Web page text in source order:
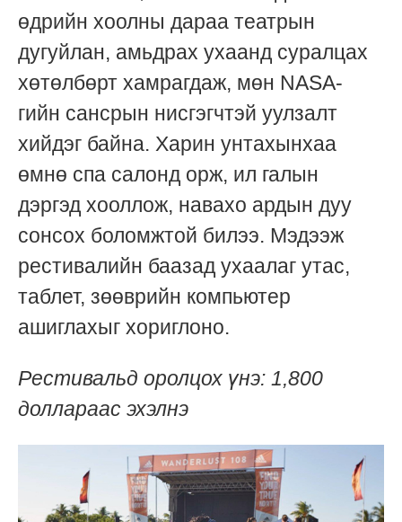
өдрийн хоолны дараа театрын
дугуйлан, амьдрах ухаанд суралцах
хөтөлбөрт хамрагдаж, мөн NASA-
гийн сансрын нисгэгчтэй уулзалт
хийдэг байна. Харин унтахынхаа
өмнө спа салонд орж, ил галын
дэргэд хооллож, навахо ардын дуу
сонсох боломжтой билээ. Мэдээж
рестивалийн баазад ухаалаг утас,
таблет, зөөврийн компьютер
ашиглахыг хориглоно.
Рестивальд оролцох үнэ: 1,800
доллараас эхэлнэ